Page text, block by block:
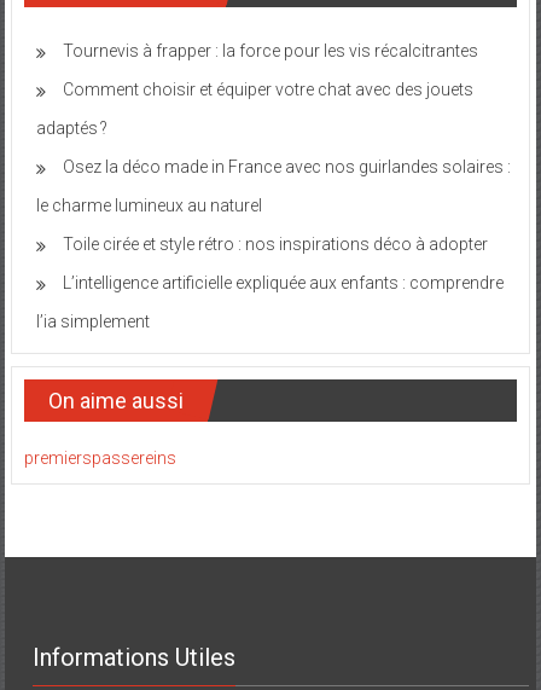
Tournevis à frapper : la force pour les vis récalcitrantes
Comment choisir et équiper votre chat avec des jouets
adaptés ?
Osez la déco made in France avec nos guirlandes solaires :
le charme lumineux au naturel
Toile cirée et style rétro : nos inspirations déco à adopter
L’intelligence artificielle expliquée aux enfants : comprendre
l’ia simplement
On aime aussi
premierspassereins
Informations Utiles